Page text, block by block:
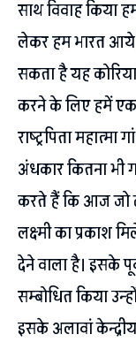
साथ विवाह किया
लेकर हम भारत आये
सकता है यह
करने के लिए हमें एक
राष्ट्रपिता
अंधकार कितना भी
करते हैं कि आज जो
लक्ष्मी का प्रकाश
देने वाला है। इसके
सम्बोधित किया
इसके अलावां